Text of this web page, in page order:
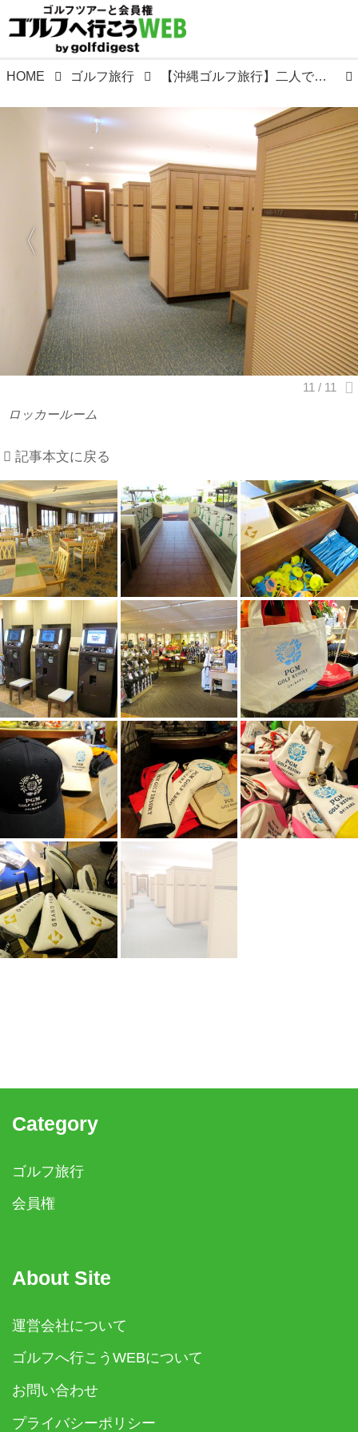
HOME ゴルフ旅行 【沖縄ゴルフ旅行】二人で行く、理想のゴルフ場とホテルを探しに行った! その2.PGMゴルフリゾート沖縄でツーサムプレー
ロッカールーム
記事本文に戻る
Category
ゴルフ旅行
会員権
About Site
運営会社について
ゴルフへ行こうWEBについて
お問い合わせ
プライバシーポリシー